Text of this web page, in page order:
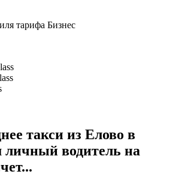
такси из Елово в
водитель на